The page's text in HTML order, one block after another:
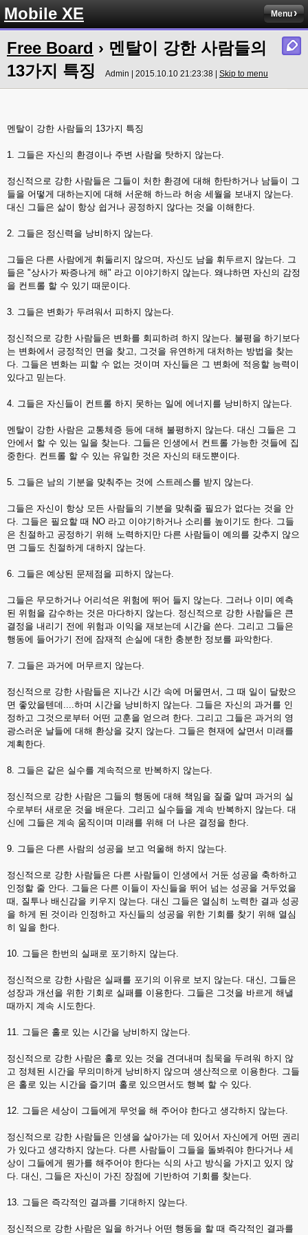
Mobile XE Menu
Free Board › 멘탈이 강한 사람들의
13가지 특징
Admin | 2015.10.10 21:23:38 | Skip to menu
멘탈이 강한 사람들의 13가지 특징
1. 그들은 자신의 환경이나 주변 사람을 탓하지 않는다.
정신적으로 강한 사람들은 그들이 처한 환경에 대해 한탄하거나 남들이 그
들을 어떻게 대하는지에 대해 서운해 하느라 허송 세월을 보내지 않는다.
대신 그들은 삶이 항상 쉽거나 공정하지 않다는 것을 이해한다.
2. 그들은 정신력을 낭비하지 않는다.
그들은 다른 사람에게 휘둘리지 않으며, 자신도 남을 휘두르지 않는다. 그
들은 "상사가 짜증나게 해" 라고 이야기하지 않는다. 왜냐하면 자신의 감정
을 컨트롤 할 수 있기 때문이다.
3. 그들은 변화가 두려워서 피하지 않는다.
정신적으로 강한 사람들은 변화를 회피하려 하지 않는다. 불평을 하기보다
는 변화에서 긍정적인 면을 찾고, 그것을 유연하게 대처하는 방법을 찾는
다. 그들은 변화는 피할 수 없는 것이며 자신들은 그 변화에 적응할 능력이
있다고 믿는다.
4. 그들은 자신들이 컨트롤 하지 못하는 일에 에너지를 낭비하지 않는다.
멘탈이 강한 사람은 교통체증 등에 대해 불평하지 않는다. 대신 그들은 그
안에서 할 수 있는 일을 찾는다. 그들은 인생에서 컨트롤 가능한 것들에 집
중한다. 컨트롤 할 수 있는 유일한 것은 자신의 태도뿐이다.
5. 그들은 남의 기분을 맞춰주는 것에 스트레스를 받지 않는다.
그들은 자신이 항상 모든 사람들의 기분을 맞춰줄 필요가 없다는 것을 안
다. 그들은 필요할 때 NO 라고 이야기하거나 소리를 높이기도 한다. 그들
은 친절하고 공정하기 위해 노력하지만 다른 사람들이 예의를 갖추지 않으
면 그들도 친절하게 대하지 않는다.
6. 그들은 예상된 문제점을 피하지 않는다.
그들은 무모하거나 어리석은 위험에 뛰어 들지 않는다. 그러나 이미 예측
된 위험을 감수하는 것은 마다하지 않는다. 정신적으로 강한 사람들은 큰
결정을 내리기 전에 위험과 이익을 재보는데 시간을 쓴다. 그리고 그들은
행동에 들어가기 전에 잠재적 손실에 대한 충분한 정보를 파악한다.
7. 그들은 과거에 머무르지 않는다.
정신적으로 강한 사람들은 지나간 시간 속에 머물면서, 그 때 일이 달랐으
면 좋았을텐데....하며 시간을 낭비하지 않는다. 그들은 자신의 과거를 인
정하고 그것으로부터 어떤 교훈을 얻으려 한다. 그리고 그들은 과거의 영
광스러운 날들에 대해 환상을 갖지 않는다. 그들은 현재에 살면서 미래를
계획한다.
8. 그들은 같은 실수를 계속적으로 반복하지 않는다.
정신적으로 강한 사람은 그들의 행동에 대해 책임을 질줄 알며 과거의 실
수로부터 새로운 것을 배운다. 그리고 실수들을 계속 반복하지 않는다. 대
신에 그들은 계속 움직이며 미래를 위해 더 나은 결정을 한다.
9. 그들은 다른 사람의 성공을 보고 억울해 하지 않는다.
정신적으로 강한 사람들은 다른 사람들이 인생에서 거둔 성공을 축하하고
인정할 줄 안다. 그들은 다른 이들이 자신들을 뛰어 넘는 성공을 거두었을
때, 질투나 배신감을 키우지 않는다. 대신 그들은 열심히 노력한 결과 성공
을 하게 된 것이라 인정하고 자신들의 성공을 위한 기회를 찾기 위해 열심
히 일을 한다.
10. 그들은 한번의 실패로 포기하지 않는다.
정신적으로 강한 사람은 실패를 포기의 이유로 보지 않는다. 대신, 그들은
성장과 개선을 위한 기회로 실패를 이용한다. 그들은 그것을 바르게 해낼
때까지 계속 시도한다.
11. 그들은 홀로 있는 시간을 낭비하지 않는다.
정신적으로 강한 사람은 홀로 있는 것을 견뎌내며 침묵을 두려워 하지 않
고 정체된 시간을 무의미하게 낭비하지 않으며 생산적으로 이용한다. 그들
은 홀로 있는 시간을 즐기며 홀로 있으면서도 행복 할 수 있다.
12. 그들은 세상이 그들에게 무엇을 해 주어야 한다고 생각하지 않는다.
정신적으로 강한 사람들은 인생을 살아가는 데 있어서 자신에게 어떤 권리
가 있다고 생각하지 않는다. 다른 사람들이 그들을 돌봐줘야 한다거나 세
상이 그들에게 뭔가를 해주어야 한다는 식의 사고 방식을 가지고 있지 않
다. 대신, 그들은 자신이 가진 장점에 기반하여 기회를 찾는다.
13. 그들은 즉각적인 결과를 기대하지 않는다.
정신적으로 강한 사람은 일을 하거나 어떤 행동을 할 때 즉각적인 결과를